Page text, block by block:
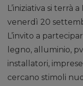
L’iniziativa si terrà
venerdì 20
L’invito a
legno, alluminio,
installatori,
cercano stimoli